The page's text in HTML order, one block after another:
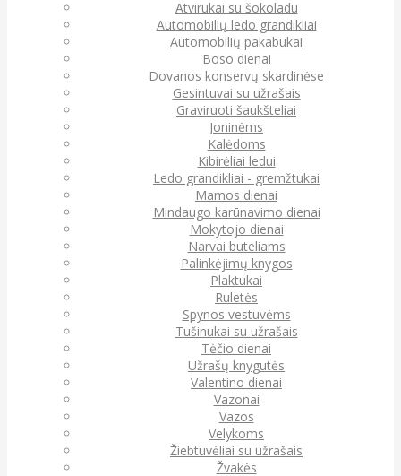
Atvirukai su šokoladu
Automobilių ledo grandikliai
Automobilių pakabukai
Boso dienai
Dovanos konservų skardinėse
Gesintuvai su užrašais
Graviruoti šaukšteliai
Joninėms
Kalėdoms
Kibirėliai ledui
Ledo grandikliai - gremžtukai
Mamos dienai
Mindaugo karūnavimo dienai
Mokytojo dienai
Narvai buteliams
Palinkėjimų knygos
Plaktukai
Ruletės
Spynos vestuvėms
Tušinukai su užrašais
Tėčio dienai
Užrašų knygutės
Valentino dienai
Vazonai
Vazos
Velykoms
Žiebtuvėliai su užrašais
Žvakės